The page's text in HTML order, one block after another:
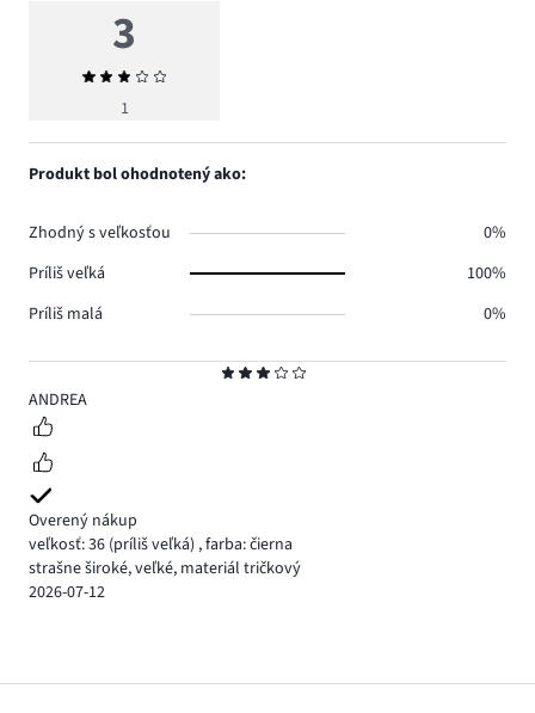
3
ANDREA
Overený nákup
veľkosť: 36 (príliš veľká) ,farba: čierna
strašne široké, veľké, materiál tričkový
2026-07-12
3
Priemerné
hodnotenie
1
Produkt bol ohodnotený ako:
Zhodný s veľkosťou
0%
Príliš veľká
100%
Príliš malá
0%